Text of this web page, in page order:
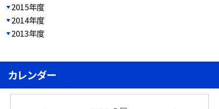
2015年度
2014年度
2013年度
カレンダー